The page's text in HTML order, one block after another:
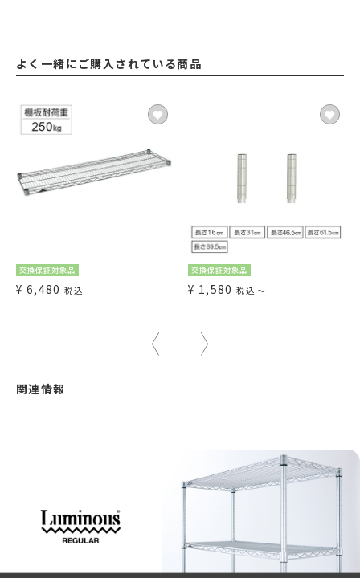
よく一緒にご購入されている商品
交換保証対象品
¥ 6,480 税込
交換保証対象品
¥ 1,580 税込 〜
関連情報